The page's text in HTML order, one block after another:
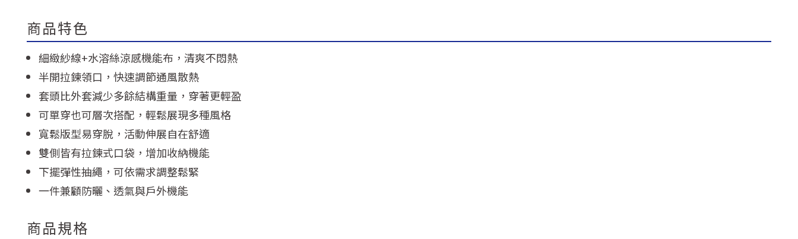
商品特色
細緻紗線+水溶絲涼感機能布，清爽不悶熱
半開拉鍊領口，快速調節通風散熱
套頭比外套減少多餘結構重量，穿著更輕盈
可單穿也可層次搭配，輕鬆展現多種風格
寬鬆版型易穿脫，活動伸展自在舒適
雙側皆有拉鍊式口袋，增加收納機能
下擺彈性抽繩，可依需求調整鬆緊
一件兼顧防曬、透氣與戶外機能
商品規格